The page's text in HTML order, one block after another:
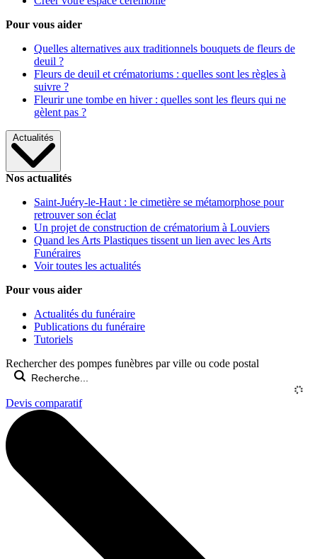
Pour vous aider
Quelles alternatives aux traditionnels bouquets de fleurs de
deuil ?
Fleurs de deuil et crématoriums : quelles sont les règles à
suivre ?
Fleurir une tombe en hiver : quelles sont les fleurs qui ne
gèlent pas ?
Actualités
Nos actualités
Saint-Juéry-le-Haut : le cimetière se métamorphose pour
retrouver son éclat
Un projet de construction de crématorium à Louviers
Quand les Arts Plastiques tissent un lien avec les Arts
Funéraires
Voir toutes les actualités
Pour vous aider
Actualités du funéraire
Publications du funéraire
Tutoriels
Rechercher des pompes funèbres par ville ou code postal
Devis comparatif